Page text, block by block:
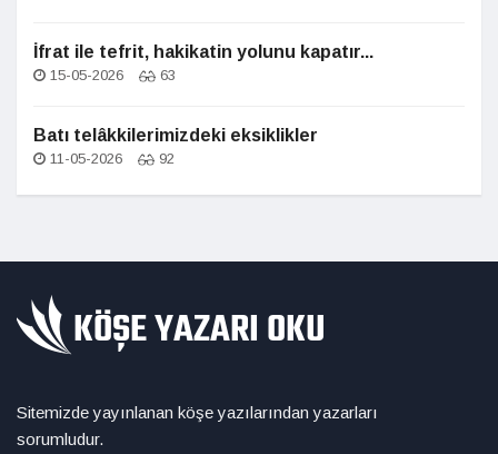
İfrat ile tefrit, hakikatin yolunu kapatır...
15-05-2026 63
Batı telâkkilerimizdeki eksiklikler
11-05-2026 92
Sitemizde yayınlanan köşe yazılarından yazarları
sorumludur.